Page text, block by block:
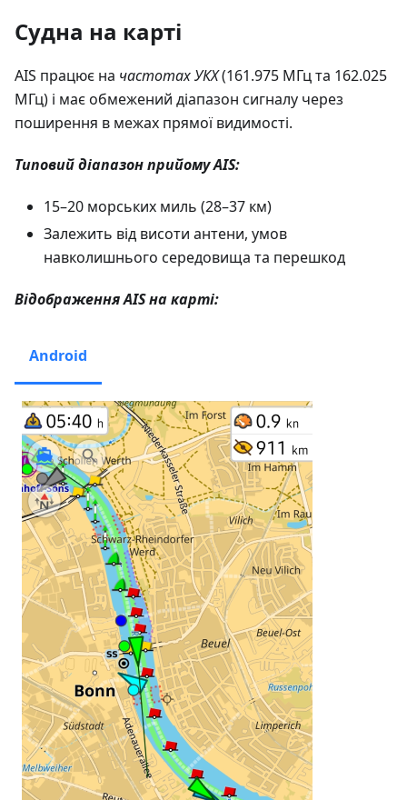
Судна на карті
AIS працює на частотах УКХ(161.975 МГц та 162.025
МГц) і має обмежений діапазон сигналу через
поширення в межах прямої видимості.
Типовий діапазон прийому AIS:
15–20 морських миль (28–37 км)
Залежить від висоти антени, умов
навколишнього середовища та перешкод
Відображення AIS на карті:
Android